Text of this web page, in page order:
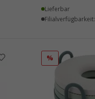
Lieferbar
Filialverfügbarkeit:
%